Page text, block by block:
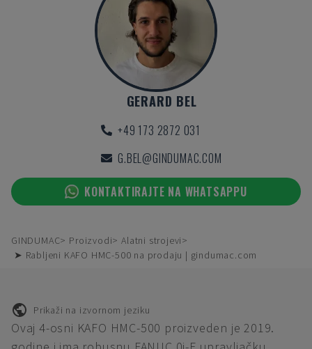
GERARD BEL
+49 173 2872 031
G.BEL@GINDUMAC.COM
KONTAKTIRAJTE NA WHATSAPPU
GINDUMAC Proizvodi
Alatni strojevi
➤ Rabljeni KAFO HMC-500 na prodaju | gindumac.com
Prikaži na izvornom jeziku
Ovaj 4-osni KAFO HMC-500 proizveden je 2019.